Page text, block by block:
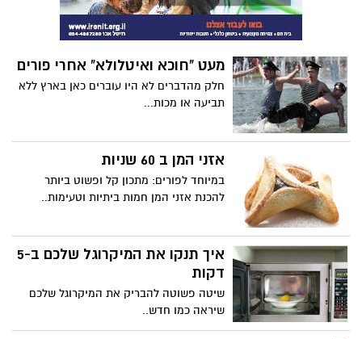
מעט "חוכא ואיטלולא" אחרי פורים
חלק מהדברים לא היו עוברים כאן בארץ ללא
תביעה או מכות...
אזני המן ב 60 שניות
במיוחד לפורים: מתכון קל ופשוט ביותר
להכנת אזני המן חמות ביתיות וטעימות..
איך תנקו את המיקרוגל שלכם ב-5
דקות
שיטה פשוטה להבריק את המיקרוגל שלכם
שיראה כמו חדש..